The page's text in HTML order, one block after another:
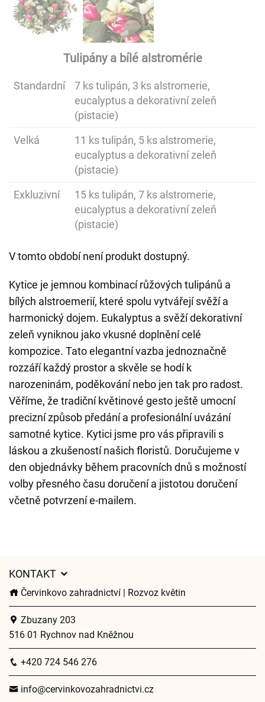
Tulipány a bílé alstromérie
Standardní
7 ks tulipán, 3 ks alstromerie,
eucalyptus a dekorativní zeleň
(pistacie)
Velká
11 ks tulipán, 5 ks alstromerie,
eucalyptus a dekorativní zeleň
(pistacie)
Exkluzivní
15 ks tulipán, 7 ks alstromerie,
eucalyptus a dekorativní zeleň
(pistacie)
V tomto období není produkt dostupný.
Kytice je jemnou kombinací růžových tulipánů a
bílých alstroemerií, které spolu vytvářejí svěží a
harmonický dojem. Eukalyptus a svěží dekorativní
zeleň vyniknou jako vkusné doplnění celé
kompozice. Tato elegantní vazba jednoznačně
rozzáří každý prostor a skvěle se hodí k
narozeninám, poděkování nebo jen tak pro radost.
Věříme, že tradiční květinové gesto ještě umocní
precizní způsob předání a profesionální uvázání
samotné kytice. Kytici jsme pro vás připravili s
láskou a zkušeností našich floristů. Doručujeme v
den objednávky během pracovních dnů s možností
volby přesného času doručení a jistotou doručení
včetně potvrzení e-mailem.
KONTAKT
Červinkovo zahradnictví | Rozvoz květin
Zbuzany 203
516 01 Rychnov nad Kněžnou
+420 724 546 276
info@cervinkovozahradnictvi.cz